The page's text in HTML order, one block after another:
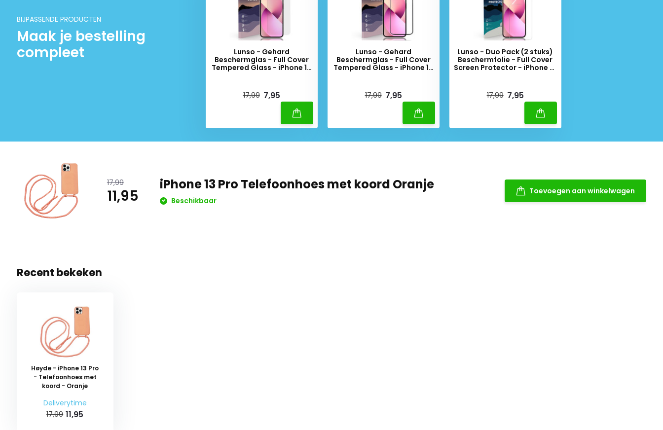
BIJPASSENDE PRODUCTEN
Maak je bestelling
compleet
Lunso - Gehard
Beschermglas - Full Cover
Tempered Glass - iPhone 13
17,99 7,95
Lunso - Gehard
Beschermglas - Full Cover
Tempered Glass - iPhone 13
17,99 7,95
Lunso - Duo Pack (2 stuks)
Beschermfolie - Full Cover
Screen Protector - iPhone 13
17,99 7,95
17,99
11,95
iPhone 13 Pro Telefoonhoes met koord Oranje
Beschikbaar
Toevoegen aan winkelwagen
Recent bekeken
Høyde - iPhone 13 Pro
- Telefoonhoes met
koord - Oranje
Deliverytime
17,99 11,95